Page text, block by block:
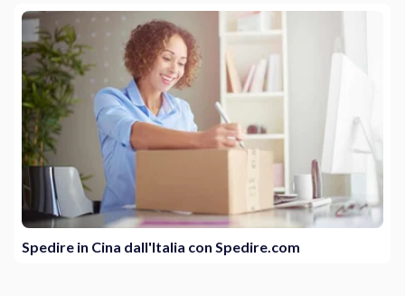
Spedire in Cina dall'Italia con Spedire.com